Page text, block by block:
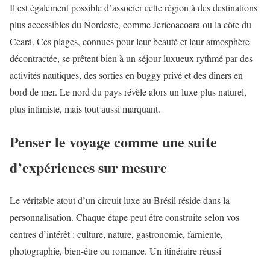
Il est également possible d’associer cette région à des destinations
plus accessibles du Nordeste, comme Jericoacoara ou la côte du
Ceará. Ces plages, connues pour leur beauté et leur atmosphère
décontractée, se prêtent bien à un séjour luxueux rythmé par des
activités nautiques, des sorties en buggy privé et des dîners en
bord de mer. Le nord du pays révèle alors un luxe plus naturel,
plus intimiste, mais tout aussi marquant.
Penser le voyage comme une suite
d’expériences sur mesure
Le véritable atout d’un circuit luxe au Brésil réside dans la
personnalisation. Chaque étape peut être construite selon vos
centres d’intérêt : culture, nature, gastronomie, farniente,
photographie, bien-être ou romance. Un itinéraire réussi